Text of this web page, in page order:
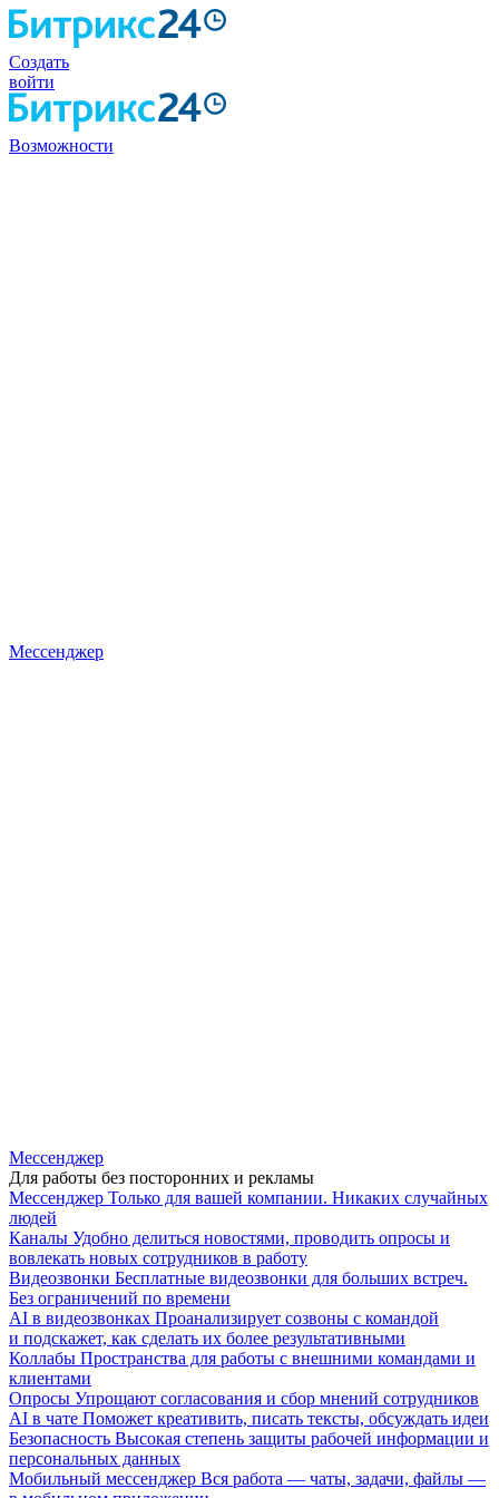
Создать
войти
Возможности
Мессенджер
Мессенджер
Для работы без посторонних и рекламы
Мессенджер Только для вашей компании. Никаких случайных
людей
Каналы Удобно делиться новостями, проводить опросы и
вовлекать новых сотрудников в работу
Видеозвонки Бесплатные видеозвонки для больших встреч.
Без ограничений по времени
AI в видеозвонках Проанализирует созвоны с командой
и подскажет, как сделать их более результативными
Коллабы Пространства для работы с внешними командами и
клиентами
Опросы Упрощают согласования и сбор мнений сотрудников
AI в чате Поможет креативить, писать тексты, обсуждать идеи
Безопасность Высокая степень защиты рабочей информации и
персональных данных
Мобильный мессенджер Вся работа — чаты, задачи, файлы —